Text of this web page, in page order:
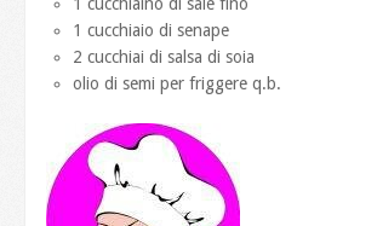
1 cucchiaio di senape
2 cucchiai di salsa di soia
olio di semi per friggere q.b.